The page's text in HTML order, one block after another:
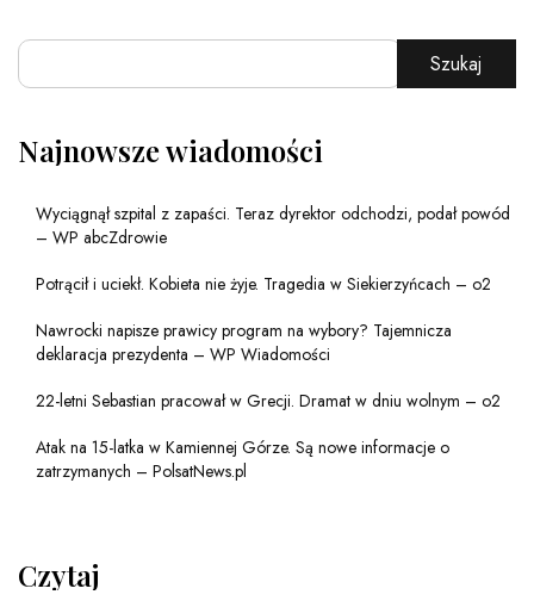
Szukaj
Najnowsze wiadomości
Wyciągnął szpital z zapaści. Teraz dyrektor odchodzi, podał powód
– WP abcZdrowie
Potrącił i uciekł. Kobieta nie żyje. Tragedia w Siekierzyńcach – o2
Nawrocki napisze prawicy program na wybory? Tajemnicza
deklaracja prezydenta – WP Wiadomości
22-letni Sebastian pracował w Grecji. Dramat w dniu wolnym – o2
Atak na 15-latka w Kamiennej Górze. Są nowe informacje o
zatrzymanych – PolsatNews.pl
Czytaj